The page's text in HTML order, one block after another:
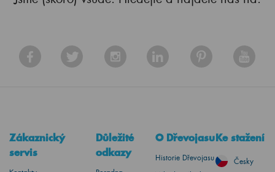
Zákaznický
servis
Důležité
odkazy
O Dřevojasu
Historie Dřevojasu
Ke stažení
Česky